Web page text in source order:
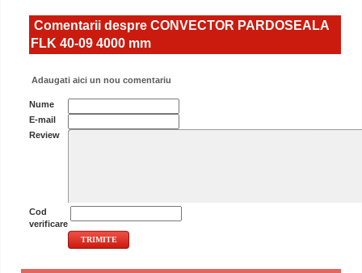
Comentarii despre CONVECTOR PARDOSEALA
FLK 40-09 4000 mm
Adaugati aici un nou comentariu
Nume
E-mail
Review
Cod
verificare